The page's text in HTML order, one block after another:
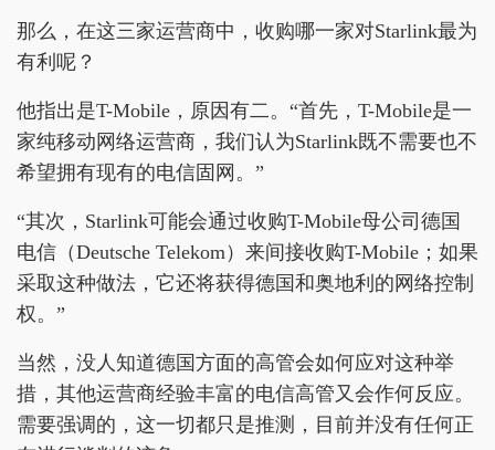
那么，在这三家运营商中，收购哪一家对Starlink最为
有利呢？
他指出是T-Mobile，原因有二。“首先，T-Mobile是一
家纯移动网络运营商，我们认为Starlink既不需要也不
希望拥有现有的电信固网。”
“其次，Starlink可能会通过收购T-Mobile母公司德国
电信（Deutsche Telekom）来间接收购T-Mobile；如果
采取这种做法，它还将获得德国和奥地利的网络控制
权。”
当然，没人知道德国方面的高管会如何应对这种举
措，其他运营商经验丰富的电信高管又会作何反应。
需要强调的，这一切都只是推测，目前并没有任何正